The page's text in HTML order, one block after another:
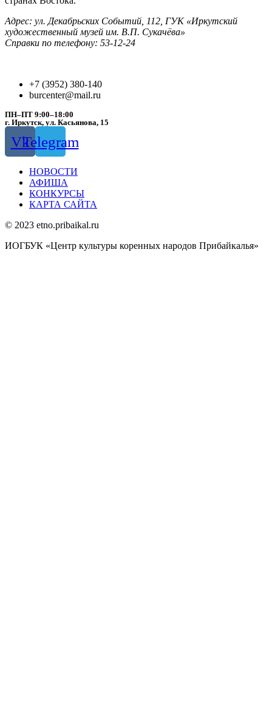
Адрес: ул. Декабрьских Событий, 112, ГУК «Иркутский
художественный музей им. В.П. Сукачёва»
Справки по телефону: 53-12-24
+7 (3952) 380-140
burcenter@mail.ru
ПН–ПТ 9:00–18:00
г. Иркутск, ул. Касьянова, 15
VkTelegram
НОВОСТИ
АФИША
КОНКУРСЫ
КАРТА САЙТА
© 2023 etno.pribaikal.ru
ИОГБУК «Центр культуры коренных народов Прибайкалья»